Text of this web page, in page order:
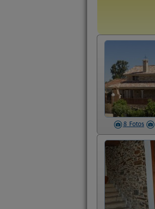
8 Fotos